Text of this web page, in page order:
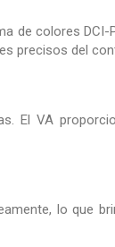
de colores DCI-
precisos del
El VA
lo que